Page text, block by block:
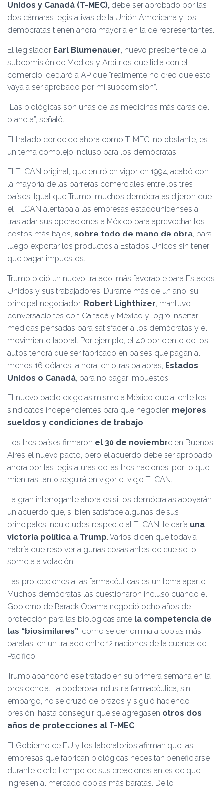
Unidos y Canadá (T-MEC), debe ser aprobado por las
dos cámaras legislativas de la Unión Americana y los
demócratas tienen ahora mayoría en la de representantes.
El legislador Earl Blumenauer, nuevo presidente de la
subcomisión de Medios y Arbitrios que lidia con el
comercio, declaró a AP que “realmente no creo que esto
vaya a ser aprobado por mi subcomisión”.
“Las biológicas son unas de las medicinas más caras del
planeta”, señaló.
El tratado conocido ahora como T-MEC, no obstante, es
un tema complejo incluso para los demócratas.
El TLCAN original, que entró en vigor en 1994, acabó con
la mayoría de las barreras comerciales entre los tres
países. Igual que Trump, muchos demócratas dijeron que
el TLCAN alentaba a las empresas estadounidenses a
trasladar sus operaciones a México para aprovechar los
costos más bajos, sobre todo de mano de obra, para
luego exportar los productos a Estados Unidos sin tener
que pagar impuestos.
Trump pidió un nuevo tratado, más favorable para Estados
Unidos y sus trabajadores. Durante más de un año, su
principal negociador, Robert Lighthizer, mantuvo
conversaciones con Canadá y México y logró insertar
medidas pensadas para satisfacer a los demócratas y el
movimiento laboral. Por ejemplo, el 40 por ciento de los
autos tendrá que ser fabricado en países que pagan al
menos 16 dólares la hora, en otras palabras, Estados
Unidos o Canadá, para no pagar impuestos.
El nuevo pacto exige asimismo a México que aliente los
sindicatos independientes para que negocien mejores
sueldos y condiciones de trabajo.
Los tres países firmaron el 30 de noviembre en Buenos
Aires el nuevo pacto, pero el acuerdo debe ser aprobado
ahora por las legislaturas de las tres naciones, por lo que
mientras tanto seguirá en vigor el viejo TLCAN.
La gran interrogante ahora es si los demócratas apoyarán
un acuerdo que, si bien satisface algunas de sus
principales inquietudes respecto al TLCAN, le daría una
victoria política a Trump. Varios dicen que todavía
habría que resolver algunas cosas antes de que se lo
someta a votación.
Las protecciones a las farmacéuticas es un tema aparte.
Muchos demócratas las cuestionaron incluso cuando el
Gobierno de Barack Obama negoció ocho años de
protección para las biológicas ante la competencia de
las “biosimilares”, como se denomina a copias más
baratas, en un tratado entre 12 naciones de la cuenca del
Pacífico.
Trump abandonó ese tratado en su primera semana en la
presidencia. La poderosa industria farmacéutica, sin
embargo, no se cruzó de brazos y siguió haciendo
presión, hasta conseguir que se agregasen otros dos
años de protecciones al T-MEC.
El Gobierno de EU y los laboratorios afirman que las
empresas que fabrican biológicas necesitan beneficiarse
durante cierto tiempo de sus creaciones antes de que
ingresen al mercado copias más baratas. De lo